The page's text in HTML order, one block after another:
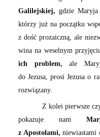
Galilejskiej, gdzie
którzy już na początku
z dość prozaiczną, ale
wina na weselnym
ich problem, ale
do Jezusa, prosi Jezusa o
rozwiązany.
Z kolei pierwsze
pokazuje nam
z Apostołami, niewiastami